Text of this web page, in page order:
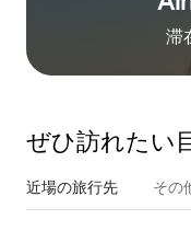
滞
ぜひ訪⁠れ⁠た⁠い
近場の旅行先 その